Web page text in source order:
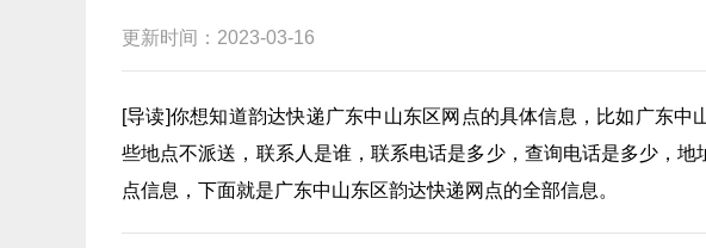
更新时间：2023-03-16
[导读]你想知道韵达快递广东中山东区网点的具体信息，比如广东中
些地点不派送，联系人是谁，联系电话是多少，查询电话是多少，
点信息，下面就是广东中山东区韵达快递网点的全部信息。